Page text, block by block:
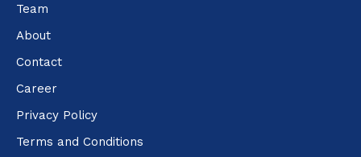
Team
About
Contact
Career
Privacy Policy
Terms and Conditions